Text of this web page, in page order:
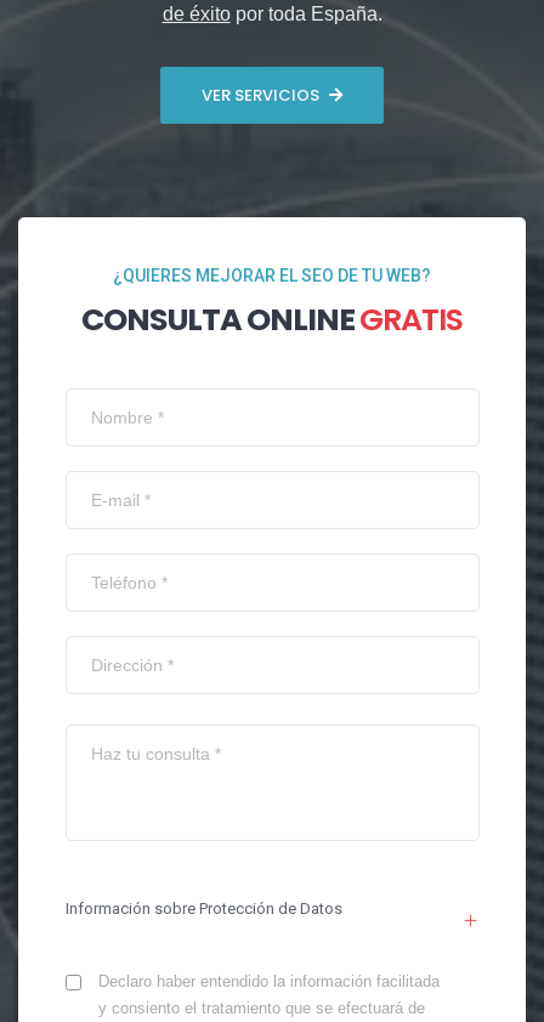
de éxitopor toda España.
VER SERVICIOS
¿QUIERES MEJORAR EL SEO DE TU WEB?
CONSULTA ONLINEGRATIS
Información sobre Protección de Datos
Declaro haber entendido la información facilitada
y consiento el tratamiento que se efectuará de